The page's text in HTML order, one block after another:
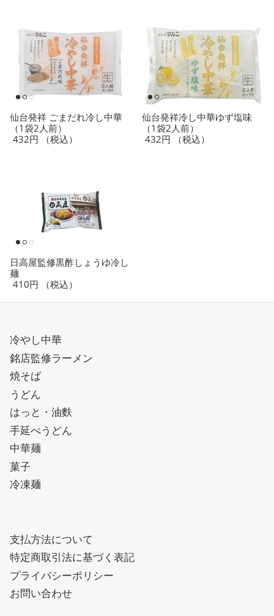
仙台発祥 ごまだれ冷し中華
（1袋2人前）
432円
（税込）
仙台発祥冷し中華ゆず塩味
（1袋2人前）
432円
（税込）
日高屋監修黒酢しょうゆ冷し
麺
410円
（税込）
冷やし中華
銘店監修ラーメン
焼そば
うどん
はっと・油麩
手延べうどん
中華麺
菓子
冷凍麺
支払方法について
特定商取引法に基づく表記
プライバシーポリシー
お問い合わせ